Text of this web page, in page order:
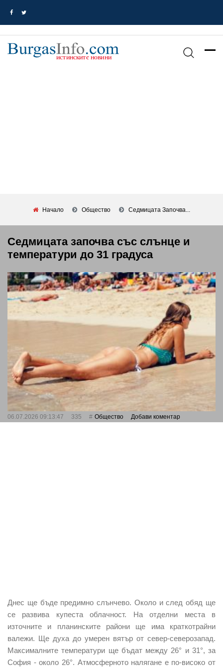
Начало Общество Седмицата Започва...
Седмицата започва със слънце и
температури до 31 градуса
06.07.2026 09:13:47 335 Общество Добави коментар
Днес ще бъде предимно слънчево. Около и след обяд ще
се развива купеста облачност. На отделни места в
източните и планинските райони ще има краткотрайни
валежи. Ще духа до умерен вятър от север-северозапад.
Максималните температури ще бъдат между 26° и 31°, за
София - около 26°. Атмосферното налягане е по-високо от